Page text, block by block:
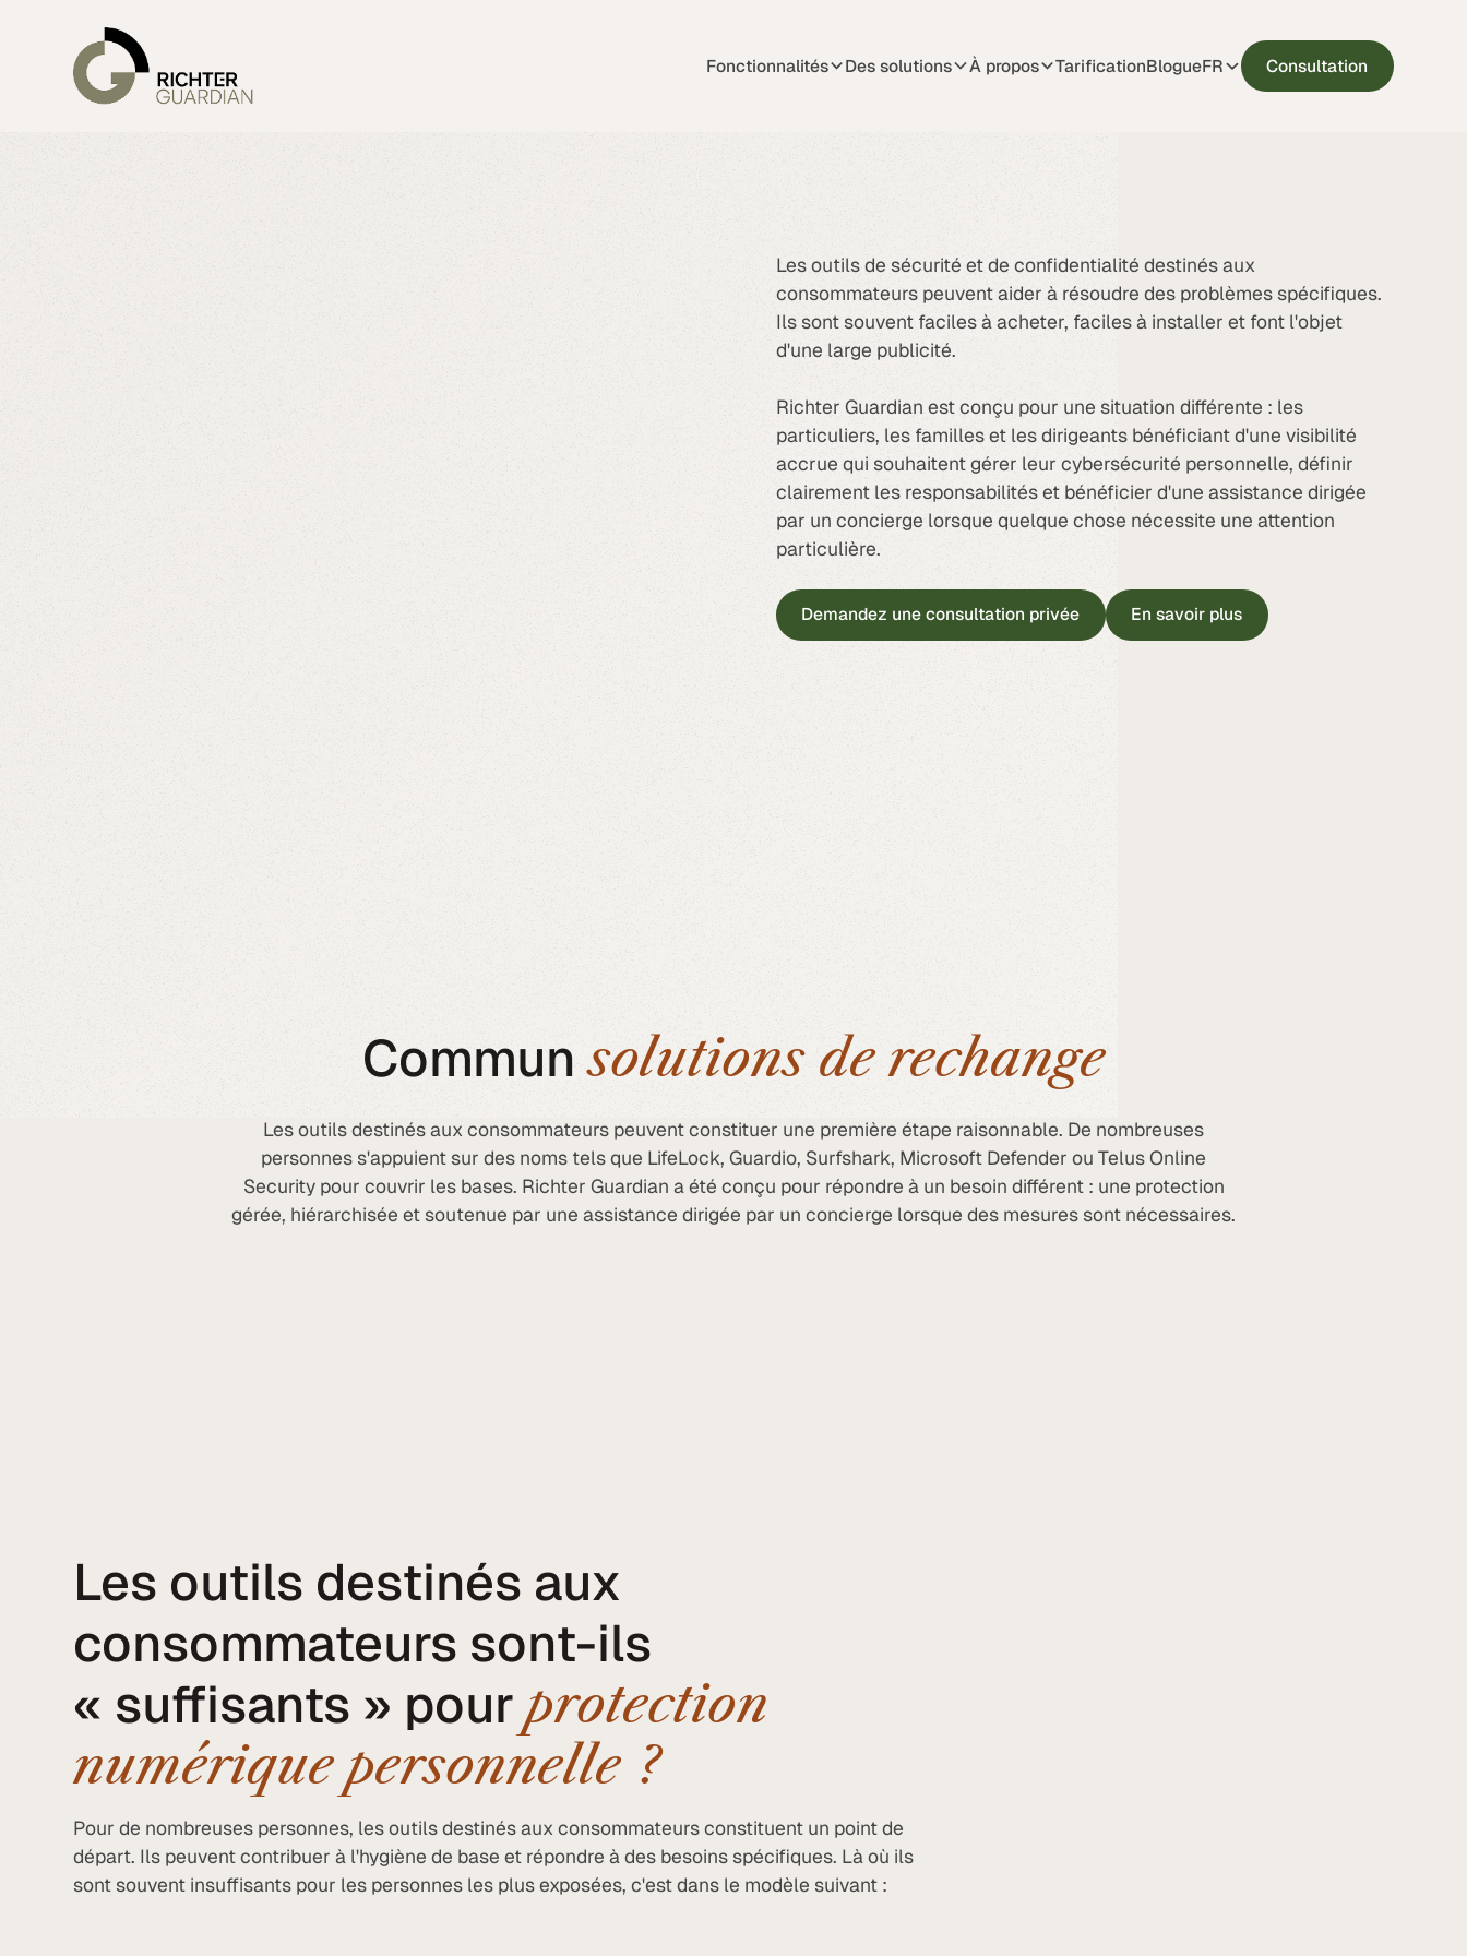
Fonctionnalités Des solutions À propos TarificationBlogueFR Consultation
Les outils de sécurité et de confidentialité destinés aux
consommateurs peuvent aider à résoudre des problèmes spécifiques.
Ils sont souvent faciles à acheter, faciles à installer et font l'objet
d'une large publicité.
Richter Guardian est conçu pour une situation différente : les
particuliers, les familles et les dirigeants bénéficiant d'une visibilité
accrue qui souhaitent gérer leur cybersécurité personnelle, définir
clairement les responsabilités et bénéficier d'une assistance dirigée
par un concierge lorsque quelque chose nécessite une attention
particulière.
Demandez une consultation privée En savoir plus
Communsolutions de rechange
Les outils destinés aux consommateurs peuvent constituer une première étape raisonnable. De nombreuses
personnes s'appuient sur des noms tels que LifeLock, Guardio, Surfshark, Microsoft Defender ou Telus Online
Security pour couvrir les bases. Richter Guardian a été conçu pour répondre à un besoin différent : une protection
gérée, hiérarchisée et soutenue par une assistance dirigée par un concierge lorsque des mesures sont nécessaires.
Les outils destinés aux
consommateurs sont-ils
« suffisants » pourprotection
numérique personnelle ?
Pour de nombreuses personnes, les outils destinés aux consommateurs constituent un point de
départ. Ils peuvent contribuer à l'hygiène de base et répondre à des besoins spécifiques. Là où ils
sont souvent insuffisants pour les personnes les plus exposées, c'est dans le modèle suivant :